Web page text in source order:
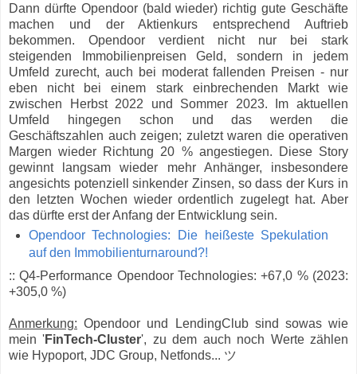
Dann dürfte Opendoor (bald wieder) richtig gute Geschäfte
machen und der Aktienkurs entsprechend Auftrieb
bekommen. Opendoor verdient nicht nur bei stark
steigenden Immobilienpreisen Geld, sondern in jedem
Umfeld zurecht, auch bei moderat fallenden Preisen - nur
eben nicht bei einem stark einbrechenden Markt wie
zwischen Herbst 2022 und Sommer 2023. Im aktuellen
Umfeld hingegen schon und das werden die
Geschäftszahlen auch zeigen; zuletzt waren die operativen
Margen wieder Richtung 20 % angestiegen. Diese Story
gewinnt langsam wieder mehr Anhänger, insbesondere
angesichts potenziell sinkender Zinsen, so dass der Kurs in
den letzten Wochen wieder ordentlich zugelegt hat. Aber
das dürfte erst der Anfang der Entwicklung sein.
Opendoor Technologies: Die heißeste Spekulation
auf den Immobilienturnaround?!
:: Q4-Performance Opendoor Technologies: +67,0 % (2023:
+305,0 %)
Anmerkung: Opendoor und LendingClub sind sowas wie
mein 'FinTech-Cluster', zu dem auch noch Werte zählen
wie Hypoport, JDC Group, Netfonds... ツ